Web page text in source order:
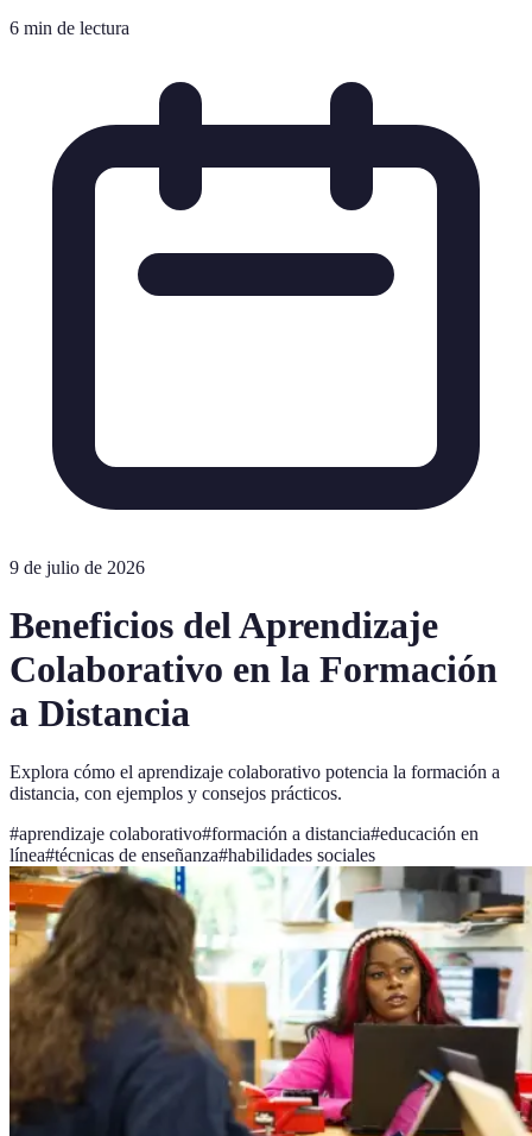
6 min de lectura
9 de julio de 2026
Beneficios del Aprendizaje
Colaborativo en la Formación
a Distancia
Explora cómo el aprendizaje colaborativo potencia la formación a
distancia, con ejemplos y consejos prácticos.
#aprendizaje colaborativo#formación a distancia#educación en
línea#técnicas de enseñanza#habilidades sociales